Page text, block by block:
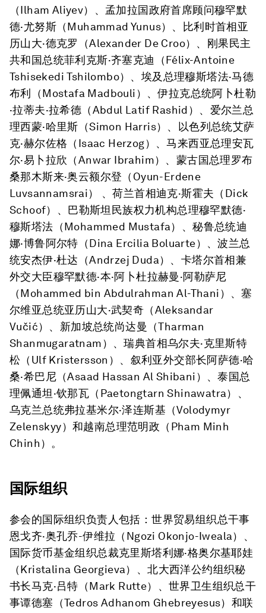
（Ilham Aliyev）、孟加拉国政府首席顾问穆罕默
德·尤努斯 （Muhammad Yunus）、比利时首相亚
历山大·德克罗
（Alexander De Croo）、刚果民主
共和国总统菲利克斯·齐塞克迪 （Félix-Antoine
Tshisekedi Tshilombo）、埃及总理穆斯塔法·马德
布利
（Mostafa Madbouli ）、伊拉克总统阿卜杜勒
·拉蒂夫·拉希德 （Abdul Latif Rashid ）、爱尔兰总
理西蒙·哈里斯 （Simon Harris）、以色列总统艾萨
克·赫尔佐格 （ Isaac Herzog）、马来西亚总理安瓦
尔·易卜拉欣 （Anwar Ibrahim）、蒙古国总理罗布
桑那木斯来·奥云额尔登 （ Oyun-Erdene
Luvsannamsrai） 、荷兰首相迪克·斯霍夫 （ Dick
Schoof）、巴勒斯坦民族权力机构总理穆罕默德·
穆斯塔法 （Mohammed Mustafa）、秘鲁总统迪
娜·博鲁阿尔特 （Dina Ercilia Boluarte）、波兰总
统安杰伊·杜达 （Andrzej Duda）、卡塔尔首相兼
外交大臣穆罕默德·本·阿卜杜拉赫曼·阿勒萨尼
（Mohammed bin Abdulrahman Al-Thani ）、塞
尔维亚总统亚历山大·武契奇 （Aleksandar
Vučić）、新加坡总统尚达曼 （Tharman
Shanmugaratnam ）、瑞典首相乌尔夫·克里斯特
松 （ Ulf Kristersson ）、叙利亚外交部长阿萨德·哈
桑·希巴尼 （Asaad Hassan Al Shibani ）、泰国总
理佩通坦·钦那瓦 （ Paetongtarn Shinawatra）、
乌克兰总统弗拉基米尔·泽连斯基 （Volodymyr
Zelenskyy）和越南总理范明政 （ Pham Minh
Chinh ）。
国际组织
参会的国际组织负责人包括：世界贸易组织总干事
恩戈齐·奥孔乔-伊维拉 （ Ngozi Okonjo-Iweala）、
国际货币基金组织总裁克里斯塔利娜·格奥尔基耶娃
（Kristalina Georgieva）、北大西洋公约组织秘
书长马克·吕特 （Mark Rutte）、世界卫生组织总干
事谭德塞 （Tedros Adhanom Ghebreyesus）和联